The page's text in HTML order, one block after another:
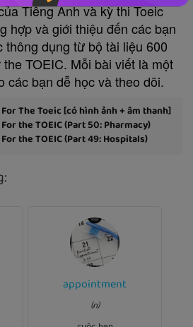
Tiếng Anh và kỳ thi Toeic
hợp và giới thiệu đến các bạn
thông dụng từ bộ tài liệu 600
TOEIC. Mỗi bài viết là một
các bạn dễ học và theo dõi.
The Toeic [có hình ảnh + âm thanh]
the TOEIC (Part 50: Pharmacy)
the TOEIC (Part 49: Hospitals)
appointment
(n)
Ví dụ:
I've got a two o'clock
appointment
Edwards.